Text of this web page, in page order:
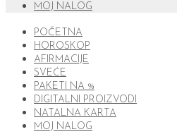
MOJ NALOG
POČETNA
HOROSKOP
AFIRMACIJE
SVEĆE
PAKETI NA %
DIGITALNI PROIZVODI
NATALNA KARTA
MOJ NALOG